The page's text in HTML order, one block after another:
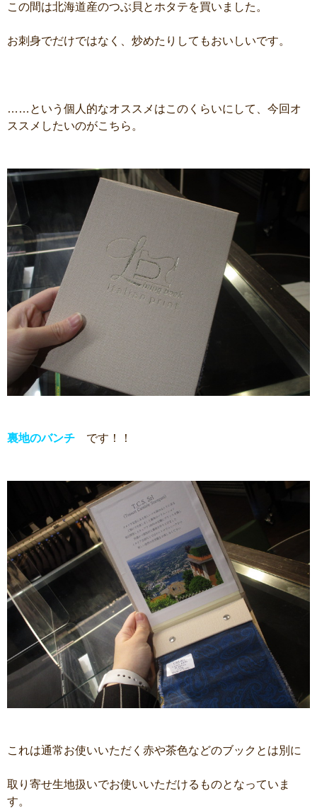
この間は北海道産のつぶ貝とホタテを買いました。
お刺身でだけではなく、炒めたりしてもおいしいです。
……という個人的なオススメはこのくらいにして、今回オ
ススメしたいのがこちら。
裏地のバンチ です！！
これは通常お使いいただく赤や茶色などのブックとは別に
取り寄せ生地扱いでお使いいただけるものとなっていま
す。